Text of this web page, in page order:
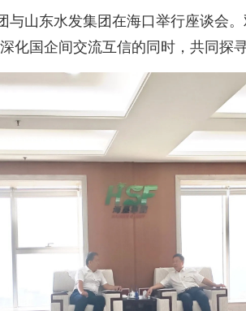
山东水发集团在海口举行座谈会。
化国企间交流互信的同时，共同探